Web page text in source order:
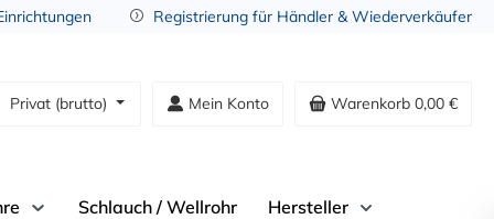
Registrierung für Händler & Wiederverkäufer
Privat (brutto) Mein Konto Warenkorb 0,00 €
Schlauch / Wellrohr Hersteller